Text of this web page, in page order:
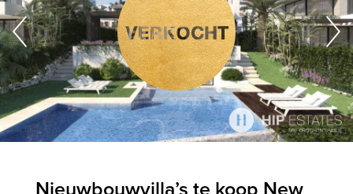
Nieuwbouwvilla’s te koop New